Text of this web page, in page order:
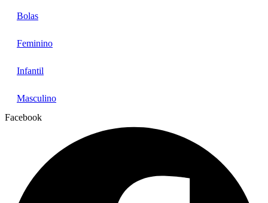
Bolas
Feminino
Infantil
Masculino
Facebook